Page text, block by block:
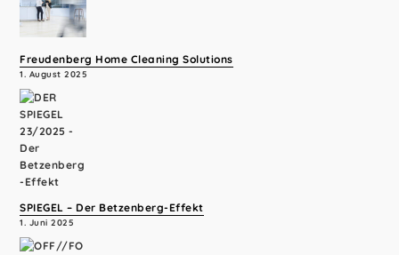
Freudenberg Home Cleaning Solutions
1. August 2025
SPIEGEL – Der Betzenberg-Effekt
1. Juni 2025